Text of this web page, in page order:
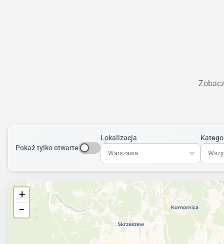
Pokaż tylko otwarte
Lokalizacja
Warszawa
+
−